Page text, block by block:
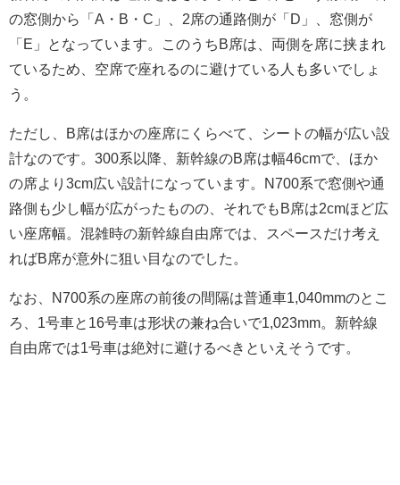
の窓側から「A・B・C」、2席の通路側が「D」、窓側が
「E」となっています。このうちB席は、両側を席に挟まれ
ているため、空席で座れるのに避けている人も多いでしょ
う。
ただし、B席はほかの座席にくらべて、シートの幅が広い設
計なのです。300系以降、新幹線のB席は幅46cmで、ほか
の席より3cm広い設計になっています。N700系で窓側や通
路側も少し幅が広がったものの、それでもB席は2cmほど広
い座席幅。混雑時の新幹線自由席では、スペースだけ考え
ればB席が意外に狙い目なのでした。
なお、N700系の座席の前後の間隔は普通車1,040mmのとこ
ろ、1号車と16号車は形状の兼ね合いで1,023mm。新幹線
自由席では1号車は絶対に避けるべきといえそうです。